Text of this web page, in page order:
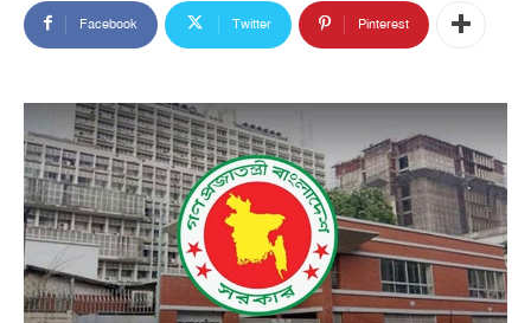
Facebook Twitter Pinterest